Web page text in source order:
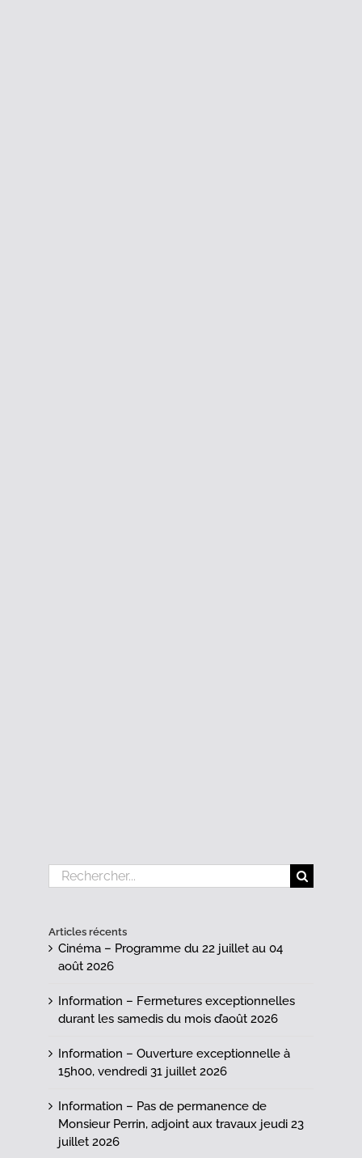
Rechercher:
Articles récents
Cinéma – Programme du 22 juillet au 04
août 2026
Information – Fermetures exceptionnelles
durant les samedis du mois d’août 2026
Information – Ouverture exceptionnelle à
15h00, vendredi 31 juillet 2026
Information – Pas de permanence de
Monsieur Perrin, adjoint aux travaux jeudi 23
juillet 2026